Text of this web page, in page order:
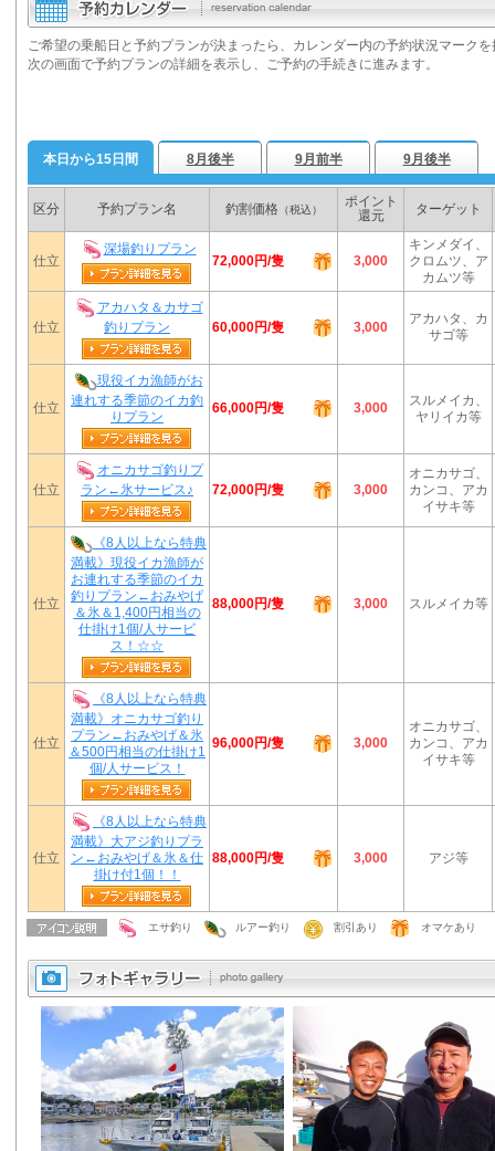
ご希望の乗船日と予約プランが決まったら、カレンダー内の予約状況マーク
次の画面で予約プランの詳細を表示し、ご予約の手続きに進みます。
本日から15日間 8月後半 9月前半 9月後半
区分 予約プラン名 釣割価格（税込）
ポイント
還元
ターゲット
仕立
深場釣りプラン
72,000円/隻 3,000
キンメダイ、
クロムツ、ア
カムツ等
仕立
アカハタ＆カサゴ
釣りプラン
60,000円/隻 3,000
アカハタ、カ
サゴ等
仕立
現役イカ漁師がお
連れする季節のイカ釣
りプラン
66,000円/隻 3,000
スルメイカ、
ヤリイカ等
仕立
オニカサゴ釣りプ
ラン←氷サービス♪
72,000円/隻 3,000
オニカサゴ、
カンコ、アカ
イサキ等
仕立
《8人以上なら特典
満載》現役イカ漁師が
お連れする季節のイカ
釣りプラン←おみやげ
＆氷＆1,400円相当の
仕掛け1個/人サービ
ス！☆☆
88,000円/隻 3,000 スルメイカ等
仕立
《8人以上なら特典
満載》オニカサゴ釣り
プラン←おみやげ＆氷
＆500円相当の仕掛け1
個/人サービス！
96,000円/隻 3,000
オニカサゴ、
カンコ、アカ
イサキ等
仕立
《8人以上なら特典
満載》大アジ釣りプラ
ン←おみやげ＆氷＆仕
掛け付1個！！
88,000円/隻 3,000 アジ等
エサ釣り ルアー釣り 割引あり オマケあり